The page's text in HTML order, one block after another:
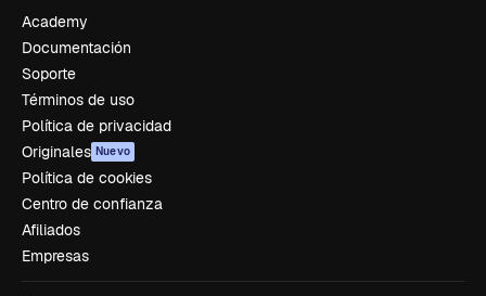
Academy
Documentación
Soporte
Términos de uso
Política de privacidad
Originales Nuevo
Política de cookies
Centro de confianza
Afiliados
Empresas